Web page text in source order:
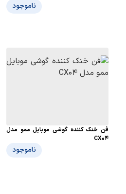
ناموجود
فن خنک کننده گوشی موبایل ممو مدل
CX04
ناموجود